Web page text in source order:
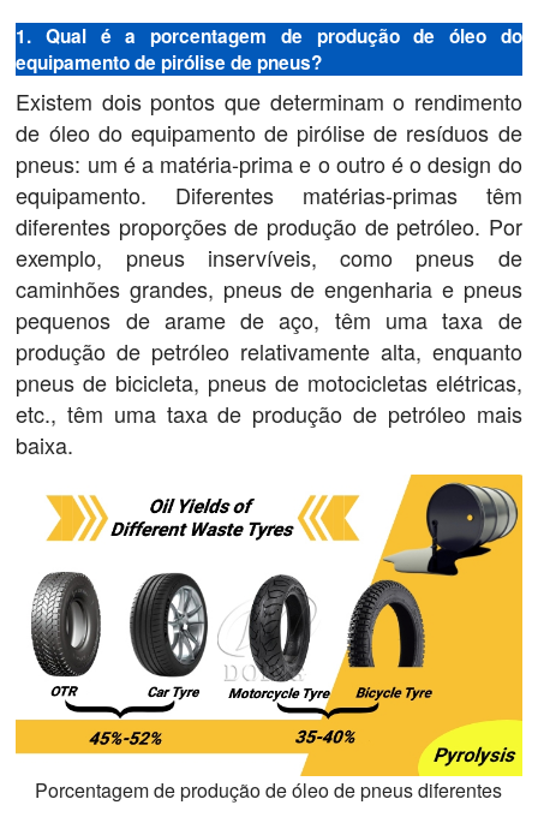
1. Qual é a porcentagem de produção de óleo do
equipamento de pirólise de pneus?
Existem dois pontos que determinam o rendimento
de óleo do equipamento de pirólise de resíduos de
pneus: um é a matéria-prima e o outro é o design do
equipamento. Diferentes matérias-primas têm
diferentes proporções de produção de petróleo. Por
exemplo, pneus inservíveis, como pneus de
caminhões grandes, pneus de engenharia e pneus
pequenos de arame de aço, têm uma taxa de
produção de petróleo relativamente alta, enquanto
pneus de bicicleta, pneus de motocicletas elétricas,
etc., têm uma taxa de produção de petróleo mais
baixa.
Porcentagem de produção de óleo de pneus diferentes